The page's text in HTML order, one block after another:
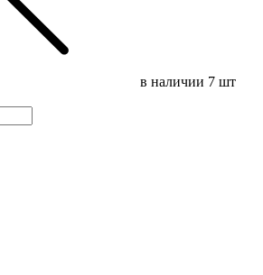
в наличии 7 шт